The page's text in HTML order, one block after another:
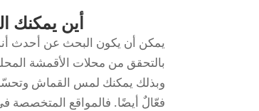
أين يمكنك
يمكن أن يكون البحث عن أحدث
بالتحقق من محلات الأقمشة
وبذلك يمكنك لمس القماش
فعّالٌ أيضًا. فالمواقع المتخصصة